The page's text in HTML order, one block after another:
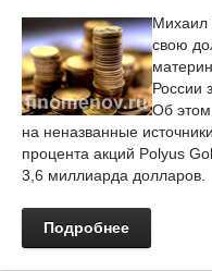
Михаил
свою
России
Об
на неназванные
процента акций Polyus
3,6 миллиарда долларов.
Подробнее